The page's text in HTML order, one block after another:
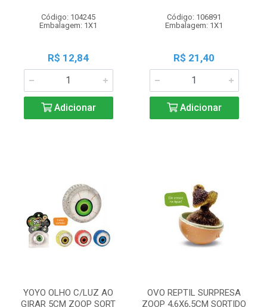
Código: 104245
Embalagem: 1X1
R$ 12,84
Adicionar
Código: 106891
Embalagem: 1X1
R$ 21,40
Adicionar
YOYO OLHO C/LUZ AO
GIRAR 5CM ZOOP SORT
OVO REPTIL SURPRESA
ZOOP 4,6X6,5CM SORTIDO